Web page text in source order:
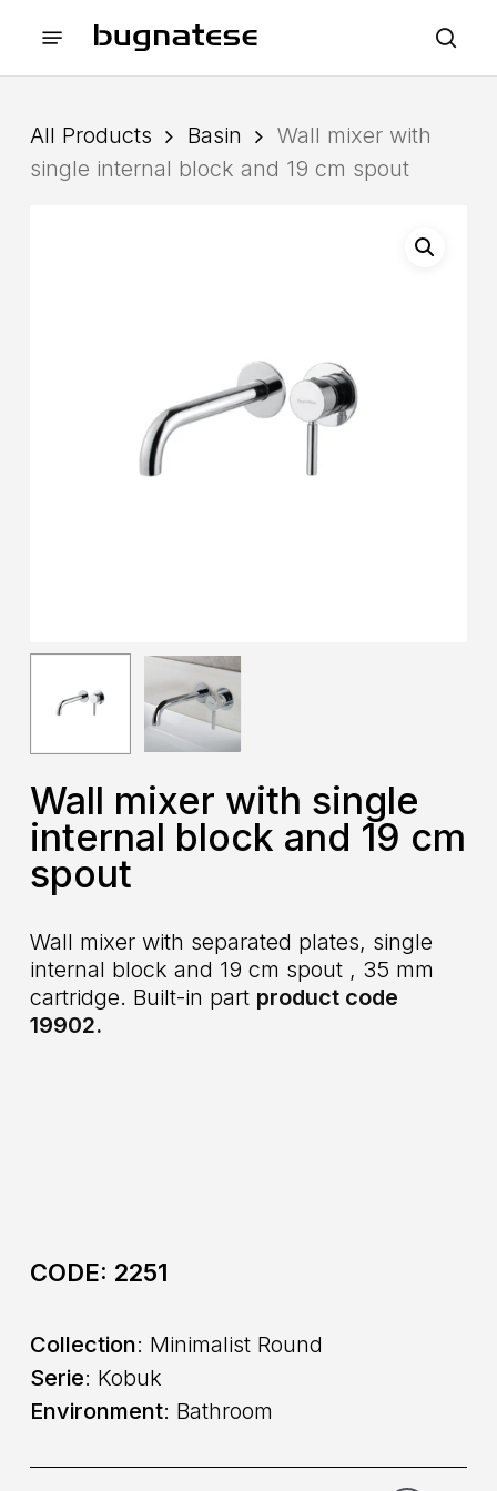
Menu
All Products Basin
Wall mixer with
single internal block and 19 cm spout
Wall mixer with single
internal block and 19 cm
spout
Wall mixer with separated plates, single
internal block and 19 cm spout , 35 mm
cartridge. Built-in part product code
19902.
CODE: 2251
Collection: Minimalist Round
Serie: Kobuk
Environment: Bathroom